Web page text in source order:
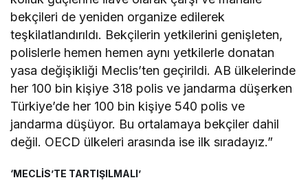
bekçileri de yeniden organize edilerek
teşkilatlandırıldı. Bekçilerin yetkilerini genişleten,
polislerle hemen hemen aynı yetkilerle donatan
yasa değişikliği Meclis’ten geçirildi. AB ülkelerinde
her 100 bin kişiye 318 polis ve jandarma düşerken
Türkiye’de her 100 bin kişiye 540 polis ve
jandarma düşüyor. Bu ortalamaya bekçiler dahil
değil. OECD ülkeleri arasında ise ilk sıradayız.”
‘MECLİS’TE TARTIŞILMALI’